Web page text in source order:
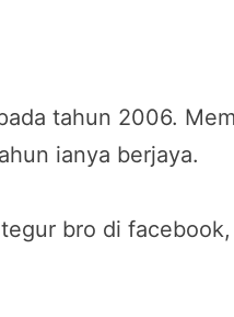
tahun 2006.
ianya berjaya.
bro di